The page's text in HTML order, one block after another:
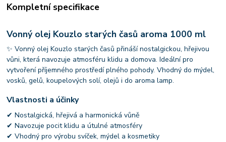
Kompletní specifikace
Vonný olej Kouzlo starých časů aroma 1000 ml
✨ Vonný olej Kouzlo starých časů přináší nostalgickou, hřejivou
vůni, která navozuje atmosféru klidu a domova. Ideální pro
vytvoření příjemného prostředí plného pohody. Vhodný do mýdel,
vosků, gelů, koupelových solí, olejů i do aroma lamp.
Vlastnosti a účinky
✔ Nostalgická, hřejivá a harmonická vůně
✔ Navozuje pocit klidu a útulné atmosféry
✔ Vhodný pro výrobu svíček, mýdel a kosmetiky